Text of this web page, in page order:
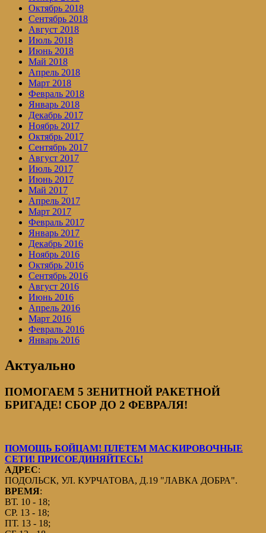
Октябрь 2018
Сентябрь 2018
Август 2018
Июль 2018
Июнь 2018
Май 2018
Апрель 2018
Март 2018
Февраль 2018
Январь 2018
Декабрь 2017
Ноябрь 2017
Октябрь 2017
Сентябрь 2017
Август 2017
Июль 2017
Июнь 2017
Май 2017
Апрель 2017
Март 2017
Февраль 2017
Январь 2017
Декабрь 2016
Ноябрь 2016
Октябрь 2016
Сентябрь 2016
Август 2016
Июнь 2016
Апрель 2016
Март 2016
Февраль 2016
Январь 2016
Актуально
ПОМОГАЕМ 5 ЗЕНИТНОЙ РАКЕТНОЙ
БРИГАДЕ! СБОР ДО 2 ФЕВРАЛЯ!
ПОМОЩЬ БОЙЦАМ! ПЛЕТЕМ МАСКИРОВОЧНЫЕ
СЕТИ! ПРИСОЕДИНЯЙТЕСЬ!
АДРЕС:
ПОДОЛЬСК, УЛ. КУРЧАТОВА, Д.19 "ЛАВКА ДОБРА".
ВРЕМЯ:
ВТ. 10 - 18;
СР. 13 - 18;
ПТ. 13 - 18;